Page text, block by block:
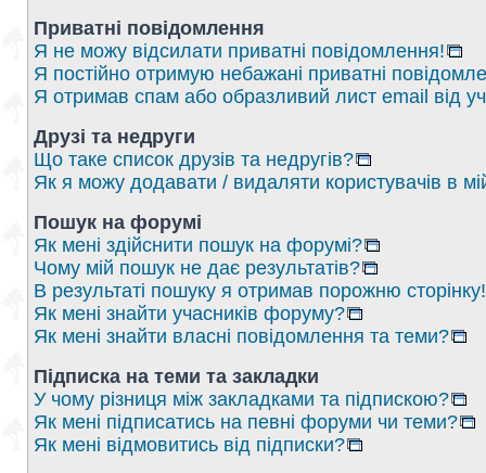
Приватні повідомлення
Я не можу відсилати приватні повідомлення!
Я постійно отримую небажані приватні
Я отримав спам або образливий лист email від
Друзі та недруги
Що таке список друзів та недругів?
Як я можу додавати / видаляти користувачів в
Пошук на форумі
Як мені здійснити пошук на форумі?
Чому мій пошук не дає результатів?
В результаті пошуку я отримав порожню сторінку!
Як мені знайти учасників форуму?
Як мені знайти власні повідомлення та теми?
Підписка на теми та закладки
У чому різниця між закладками та підпискою?
Як мені підписатись на певні форуми чи теми?
Як мені відмовитись від підписки?